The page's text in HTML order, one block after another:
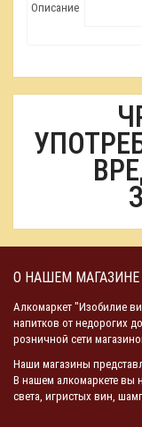
Описание
О НАШЕМ МАГАЗИНЕ
Алкомаркет "Изобилие
напитков от недорогих
розничной сети
Наши магазины
В нашем алкомаркете вы
света, игристых вин,